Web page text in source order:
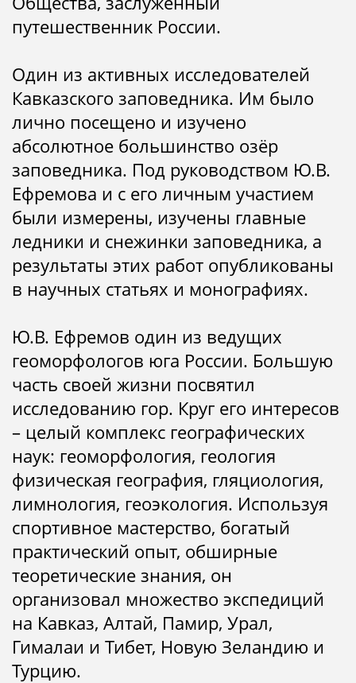
путешественник России.
Один из активных исследователей
Кавказского заповедника. Им было
лично посещено и изучено
абсолютное большинство озёр
заповедника. Под руководством Ю.В.
Ефремова и с его личным участием
были измерены, изучены главные
ледники и снежинки заповедника, а
результаты этих работ опубликованы
в научных статьях и монографиях.
Ю.В. Ефремов один из ведущих
геоморфологов юга России. Большую
часть своей жизни посвятил
исследованию гор. Круг его интересов
– целый комплекс географических
наук: геоморфология, геология
физическая география, гляциология,
лимнология, геоэкология. Используя
спортивное мастерство, богатый
практический опыт, обширные
теоретические знания, он
организовал множество экспедиций
на Кавказ, Алтай, Памир, Урал,
Гималаи и Тибет, Новую Зеландию и
Турцию.